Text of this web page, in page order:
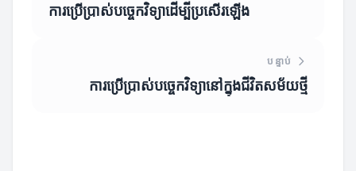
ការប្រើប្រាស់បច្ចេកវិទ្យាដើម្បីប្រសើរឡើង
បន្ទាប់
ការប្រើប្រាស់បច្ចេកវិទ្យានៅក្នុងជីវិតសម័យថ្មី